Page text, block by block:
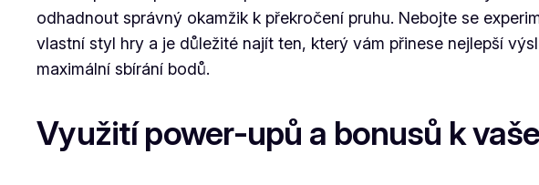
odhadnout správný okamžik k překročení pruhu. Nebojte se
vlastní styl hry a je důležité najít ten, který vám přinese nejlepší
maximální sbírání bodů.
Využití power-upů a bonusů k